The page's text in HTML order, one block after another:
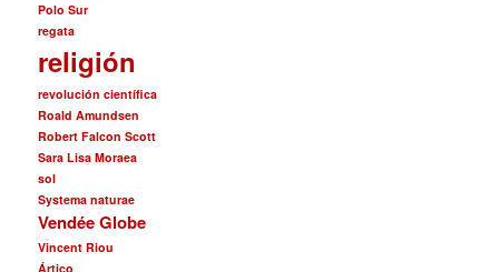
Polo Sur
regata
religión
revolución científica
Roald Amundsen
Robert Falcon Scott
Sara Lisa Moraea
sol
Systema naturae
Vendée Globe
Vincent Riou
Ártico